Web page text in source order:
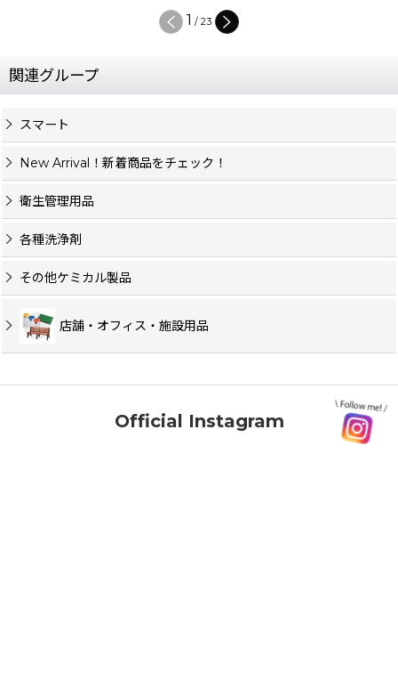
1 / 23
関連グループ
スマート
New Arrival！新着商品をチェック！
衛生管理用品
各種洗浄剤
その他ケミカル製品
店舗・オフィス・施設用品
Official Instagram